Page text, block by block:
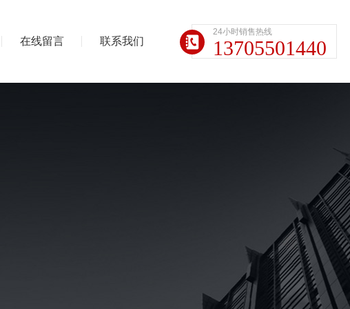
在线留言 联系我们
24小时销售热线
13705501440